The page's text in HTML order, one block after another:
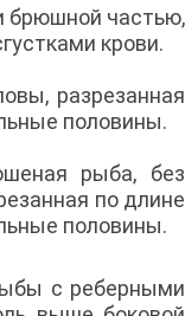
брюшной частью,
крови.
разрезанная
половины.
рыба, без
по длине
половины.
с реберными